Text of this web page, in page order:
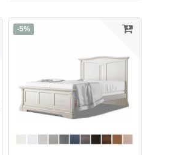
-5%